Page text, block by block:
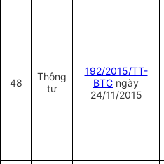
48
Thông
tư
192/2015/TT-
BTC ngày
24/11/2015